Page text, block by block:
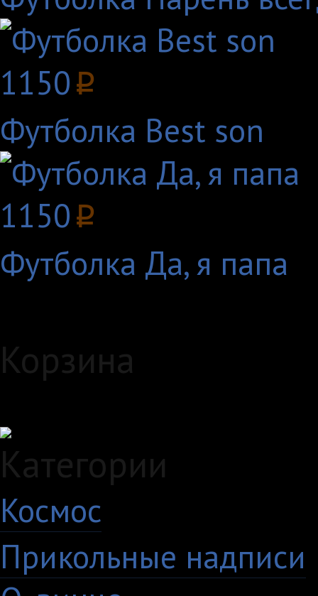
1150p
Футболка Best son
1150p
Футболка Да, я папа
Корзина
Категории
Космос
Прикольные надписи